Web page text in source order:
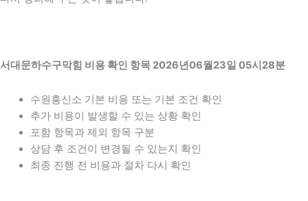
서대문하수구막힘 비용 확인 항목 2026년06월23일 05시28분
수원흥신소 기본 비용 또는 기본 조건 확인
추가 비용이 발생할 수 있는 상황 확인
포함 항목과 제외 항목 구분
상담 후 조건이 변경될 수 있는지 확인
최종 진행 전 비용과 절차 다시 확인